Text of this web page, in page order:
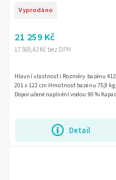
Vyprodáno
17 569,42 Kč bez DPH
21 259 Kč
Detail
Hlavní vlastnosti Rozměry bazénu 412 x
201 x 122 cm Hmotnost bazénu 75,9 kg
Doporučené naplnění vodou 90 %